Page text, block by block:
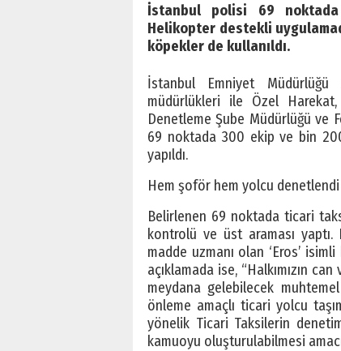
İstanbul polisi 69
Helikopter destekli
köpekler de kullanıldı.
İstanbul Emniyet
müdürlükleri ile Özel
Denetleme Şube Müdürlüğü ve
69 noktada 300 ekip ve bin
yapıldı.
Hem şoför hem yolcu denetlendi
Belirlenen 69 noktada ticari
kontrolü ve üst araması
madde uzmanı olan ‘Eros’
açıklamada ise, “Halkımızın
meydana gelebilecek
önleme amaçlı ticari yolcu
yönelik Ticari Taksilerin
kamuoyu oluşturulabilmesi